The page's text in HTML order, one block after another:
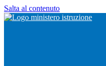
Salta al contenuto